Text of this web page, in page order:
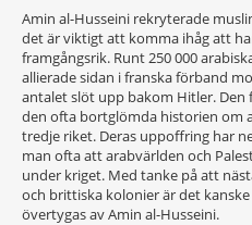
Amin al-Husseini rekryterade
det är viktigt att komma ihåg att
framgångsrik. Runt 250 000
allierade sidan i franska förband
antalet slöt upp bakom Hitler.
den ofta bortglömda historien om
tredje riket. Deras uppoffring har
man ofta att arabvärlden och
under kriget. Med tanke på att
och brittiska kolonier är det
övertygas av Amin al-Husseini.